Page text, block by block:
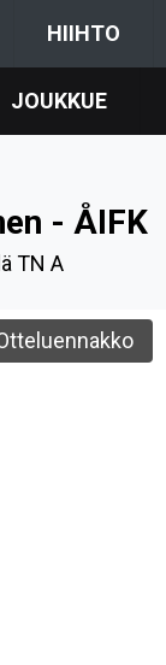
HIIHTO
JOUKKUE
- ÅIFK
TN A